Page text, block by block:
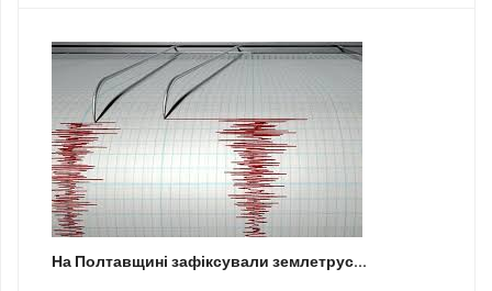
На Полтавщині зафіксували землетрус...